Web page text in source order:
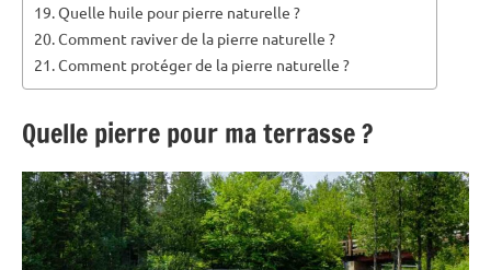
Quelle huile pour pierre naturelle ?
Comment raviver de la pierre naturelle ?
Comment protéger de la pierre naturelle ?
Quelle pierre pour ma terrasse ?